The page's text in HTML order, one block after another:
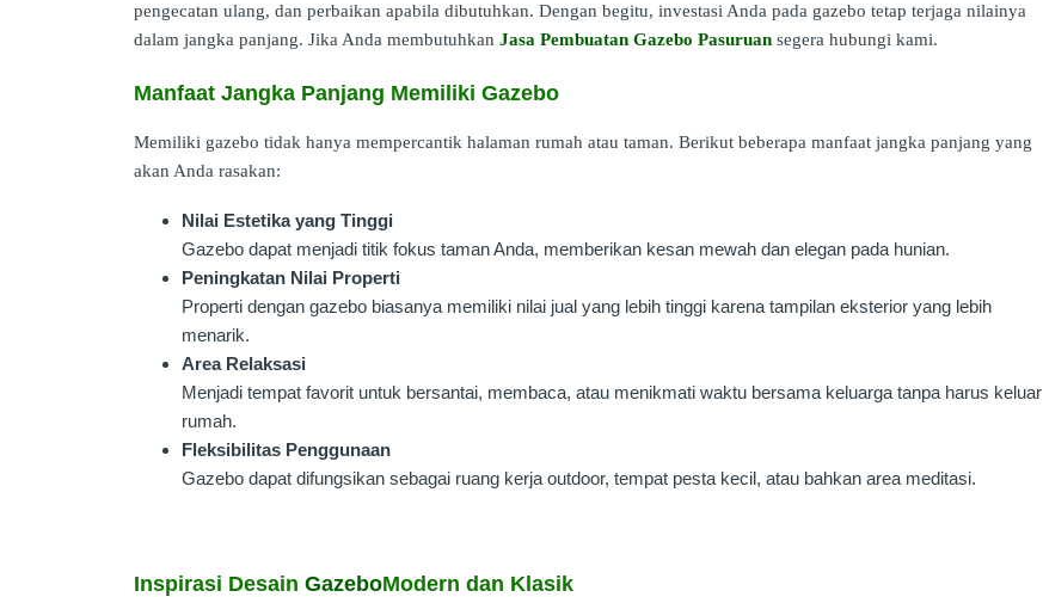
pengecatan ulang, dan perbaikan apabila dibutuhkan. Dengan begitu, investasi Anda pada gazebo tetap terjaga nilainya
dalam jangka panjang. Jika Anda membutuhkan Jasa Pembuatan Gazebo Pasuruan segera hubungi kami.
Manfaat Jangka Panjang Memiliki Gazebo
Memiliki gazebo tidak hanya mempercantik halaman rumah atau taman. Berikut beberapa manfaat jangka panjang yang
akan Anda rasakan:
Nilai Estetika yang Tinggi
Gazebo dapat menjadi titik fokus taman Anda, memberikan kesan mewah dan elegan pada hunian.
Peningkatan Nilai Properti
Properti dengan gazebo biasanya memiliki nilai jual yang lebih tinggi karena tampilan eksterior yang lebih
menarik.
Area Relaksasi
Menjadi tempat favorit untuk bersantai, membaca, atau menikmati waktu bersama keluarga tanpa harus keluar
rumah.
Fleksibilitas Penggunaan
Gazebo dapat difungsikan sebagai ruang kerja outdoor, tempat pesta kecil, atau bahkan area meditasi.
Inspirasi Desain GazeboModern dan Klasik